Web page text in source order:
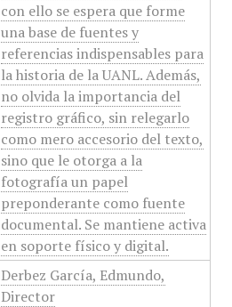
con ello se espera que forme
una base de fuentes y
referencias indispensables para
la historia de la UANL. Además,
no olvida la importancia del
registro gráfico, sin relegarlo
como mero accesorio del texto,
sino que le otorga a la
fotografía un papel
preponderante como fuente
documental. Se mantiene activa
en soporte físico y digital.
Derbez García, Edmundo,
Director